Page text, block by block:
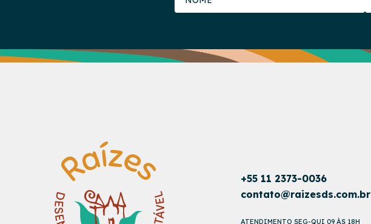
+55 11 2373-0036
contato@raizesds.com.br
ATENDIMENTO SEG-QUI 09 ÀS 18H